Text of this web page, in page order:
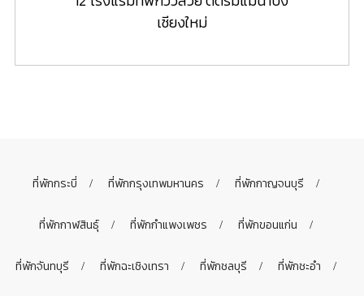
เชียงใหม่
ที่พักกระบี่ ที่พักกรุงเทพมหานคร ที่พักกาญจนบุรี
ที่พักกาฬสินธุ์ ที่พักกำแพงเพชร ที่พักขอนแก่น
ที่พักจันทบุรี ที่พักฉะเชิงเทรา ที่พักชลบุรี ที่พักชะอำ